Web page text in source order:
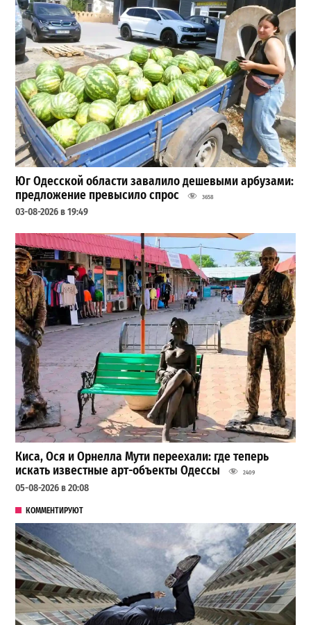
Юг Одесской области завалило дешевыми арбузами:
предложение превысило спрос
3658
03-08-2026 в 19:49
Киса, Ося и Орнелла Мути переехали: где теперь
искать известные арт-объекты Одессы
2409
05-08-2026 в 20:08
КОММЕНТИРУЮТ